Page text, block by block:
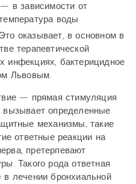
в зависимости от
воды
оказывает, в основном в
терапевтической
инфекциях, бактерицидное
Львовым.
— прямая стимуляция
вызывает определенные
механизмы, такие
ответные реакции на
претерпевают
Такого рода ответная
лечении бронхиальной